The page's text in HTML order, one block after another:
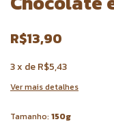
R$13,90
3x deR$5,43
Ver mais detalhes
Tamanho: 150g